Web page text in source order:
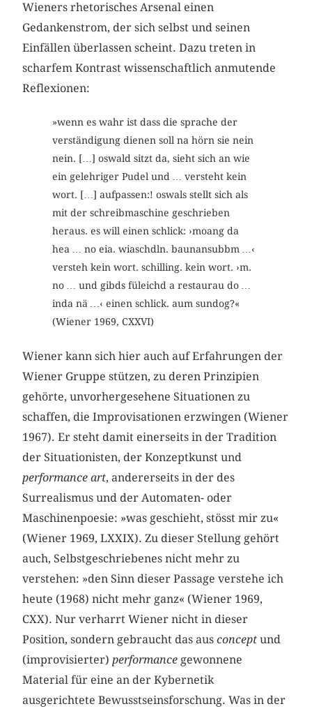
Wieners rhetorisches Arsenal einen
Gedankenstrom, der sich selbst und seinen
Einfällen überlassen scheint. Dazu treten in
scharfem Kontrast wissenschaftlich anmutende
Reflexionen:
»wenn es wahr ist dass die sprache der
verständigung dienen soll na hörn sie nein
nein. […] oswald sitzt da, sieht sich an wie
ein gelehriger Pudel und … versteht kein
wort. […] aufpassen:! oswals stellt sich als
mit der schreibmaschine geschrieben
heraus. es will einen schlick: ›moang da
hea … no eia. wiaschdln. baunansubbm …‹
versteh kein wort. schilling. kein wort. ›m.
no … und gibds füleichd a restaurau do …
inda nä …‹ einen schlick. aum sundog?«
(Wiener 1969, CXXVI)
Wiener kann sich hier auch auf Erfahrungen der
Wiener Gruppe stützen, zu deren Prinzipien
gehörte, unvorhergesehene Situationen zu
schaffen, die Improvisationen erzwingen (Wiener
1967). Er steht damit einerseits in der Tradition
der Situationisten, der Konzeptkunst und
performance art, andererseits in der des
Surrealismus und der Automaten- oder
Maschinenpoesie: »was geschieht, stösst mir zu«
(Wiener 1969, LXXIX). Zu dieser Stellung gehört
auch, Selbstgeschriebenes nicht mehr zu
verstehen: »den Sinn dieser Passage verstehe ich
heute (1968) nicht mehr ganz« (Wiener 1969,
CXX). Nur verharrt Wiener nicht in dieser
Position, sondern gebraucht das ausconcept und
(improvisierter) performance gewonnene
Material für eine an der Kybernetik
ausgerichtete Bewusstseinsforschung. Was in der